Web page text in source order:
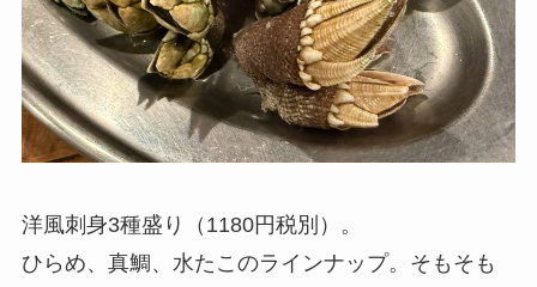
洋風刺身3種盛り（1180円税別）。
ひらめ、真鯛、水たこのラインナップ。そもそも